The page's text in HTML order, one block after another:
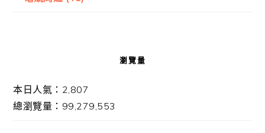
瀏覽量
本日人氣：2,807
總瀏覽量：99,279,553